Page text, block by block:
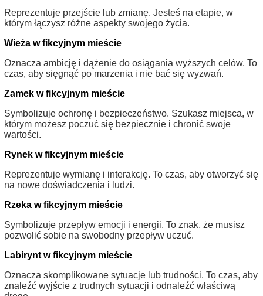
Reprezentuje przejście lub zmianę. Jesteś na etapie, w
którym łączysz różne aspekty swojego życia.
Wieża w fikcyjnym mieście
Oznacza ambicję i dążenie do osiągania wyższych celów. To
czas, aby sięgnąć po marzenia i nie bać się wyzwań.
Zamek w fikcyjnym mieście
Symbolizuje ochronę i bezpieczeństwo. Szukasz miejsca, w
którym możesz poczuć się bezpiecznie i chronić swoje
wartości.
Rynek w fikcyjnym mieście
Reprezentuje wymianę i interakcję. To czas, aby otworzyć się
na nowe doświadczenia i ludzi.
Rzeka w fikcyjnym mieście
Symbolizuje przepływ emocji i energii. To znak, że musisz
pozwolić sobie na swobodny przepływ uczuć.
Labirynt w fikcyjnym mieście
Oznacza skomplikowane sytuacje lub trudności. To czas, aby
znaleźć wyjście z trudnych sytuacji i odnaleźć właściwą